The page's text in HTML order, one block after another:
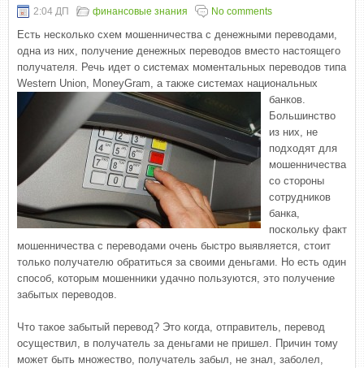
2:04 ДП финансовые знания No comments
Есть несколько схем мошенничества с денежными переводами,
одна из них, получение денежных переводов вместо настоящего
получателя. Речь идет о системах моментальных переводов типа
Western Union, MoneyGram, а также системах национальных
банков.
Большинство
из них, не
подходят для
мошенничества
со стороны
сотрудников
банка,
поскольку факт
мошенничества с переводами очень быстро выявляется, стоит
только получателю обратиться за своими деньгами. Но есть один
способ, которым мошенники удачно пользуются, это получение
забытых переводов.
Что такое забытый перевод? Это когда, отправитель, перевод
осуществил, в получатель за деньгами не пришел. Причин тому
может быть множество, получатель забыл, не знал, заболел,